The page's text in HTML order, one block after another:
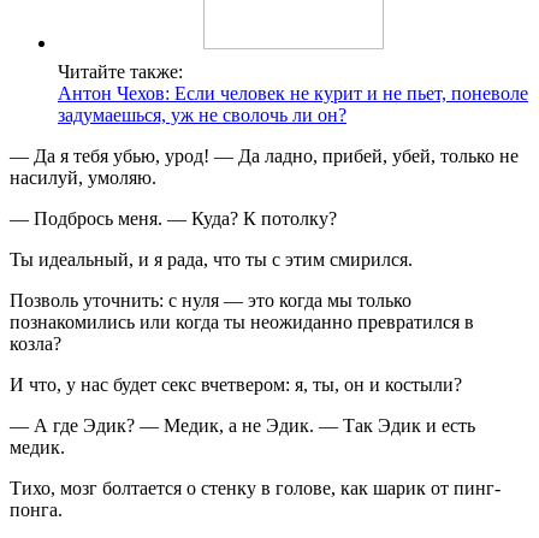
Читайте также:
Антон Чехов: Если человек не курит и не пьет, поневоле
задумаешься, уж не сволочь ли он?
— Да я тебя убью, урод! — Да ладно, прибей, убей, только не
насилуй, умоляю.
— Подбрось меня. — Куда? К потолку?
Ты идеальный, и я рада, что ты с этим смирился.
Позволь уточнить: с нуля — это когда мы только
познакомились или когда ты неожиданно превратился в
козла?
И что, у нас будет секс вчетвером: я, ты, он и костыли?
— А где Эдик? — Медик, а не Эдик. — Так Эдик и есть
медик.
Тихо, мозг болтается о стенку в голове, как шарик от пинг-
понга.